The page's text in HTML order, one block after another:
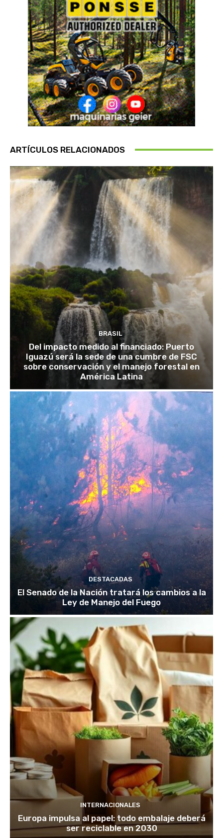
ARTÍCULOS RELACIONADOS
BRASIL
Del impacto medido al financiado: Puerto
Iguazú será la sede de una cumbre de FSC
sobre conservación y el manejo forestal en
América Latina
DESTACADAS
El Senado de la Nación tratará los cambios a la
Ley de Manejo del Fuego
INTERNACIONALES
Europa impulsa al papel: todo embalaje deberá
ser reciclable en 2030